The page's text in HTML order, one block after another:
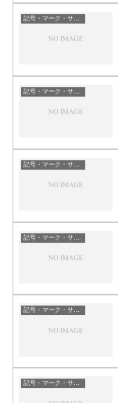
記号・マーク・サイン
記号・マーク・サイン
記号・マーク・サイン
記号・マーク・サイン
記号・マーク・サイン
記号・マーク・サイン